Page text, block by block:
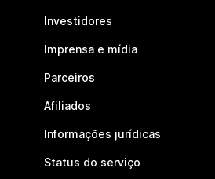
Investidores
Imprensa e mídia
Parceiros
Afiliados
Informações jurídicas
Status do serviço